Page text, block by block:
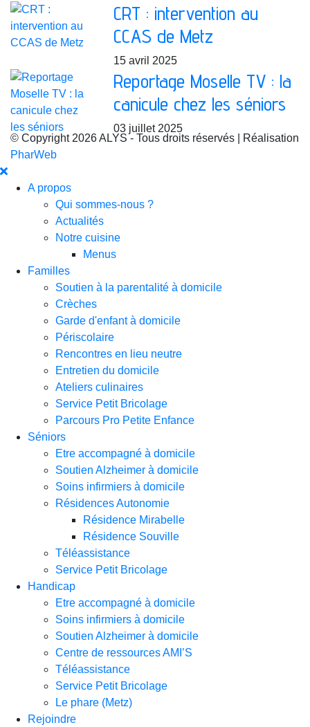
CRT : intervention au
CCAS de Metz
15 avril 2025
Reportage Moselle TV : la
canicule chez les séniors
03 juillet 2025
© Copyright 2026 ALYS - Tous droits réservés | Réalisation
PharWeb
A propos
Qui sommes-nous ?
Actualités
Notre cuisine
Menus
Familles
Soutien à la parentalité à domicile
Crèches
Garde d'enfant à domicile
Périscolaire
Rencontres en lieu neutre
Entretien du domicile
Ateliers culinaires
Service Petit Bricolage
Parcours Pro Petite Enfance
Séniors
Etre accompagné à domicile
Soutien Alzheimer à domicile
Soins infirmiers à domicile
Résidences Autonomie
Résidence Mirabelle
Résidence Souville
Téléassistance
Service Petit Bricolage
Handicap
Etre accompagné à domicile
Soins infirmiers à domicile
Soutien Alzheimer à domicile
Centre de ressources AMI’S
Téléassistance
Service Petit Bricolage
Le phare (Metz)
Rejoindre